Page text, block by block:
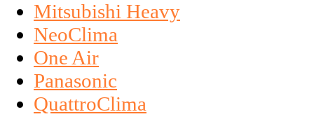
Mitsubishi Heavy
NeoClima
One Air
Panasonic
QuattroClima